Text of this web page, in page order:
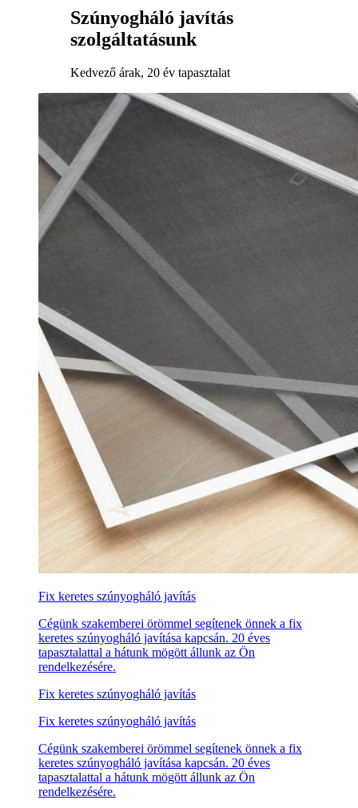
Szúnyogháló javítás
szolgáltatásunk
Kedvező árak, 20 év tapasztalat
Fix keretes szúnyogháló javítás
Cégünk szakemberei örömmel segítenek önnek a fix
keretes szúnyogháló javítása kapcsán. 20 éves
tapasztalattal a hátunk mögött állunk az Ön
rendelkezésére.
Fix keretes szúnyogháló javítás
Fix keretes szúnyogháló javítás
Cégünk szakemberei örömmel segítenek önnek a fix
keretes szúnyogháló javítása kapcsán. 20 éves
tapasztalattal a hátunk mögött állunk az Ön
rendelkezésére.